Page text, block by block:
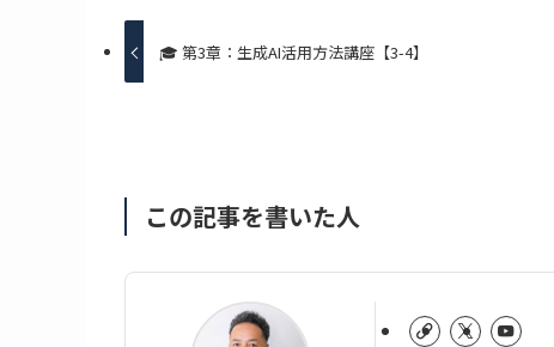
🎓 第3章：生成AI活用方法講座【3-4】
この記事を書いた人